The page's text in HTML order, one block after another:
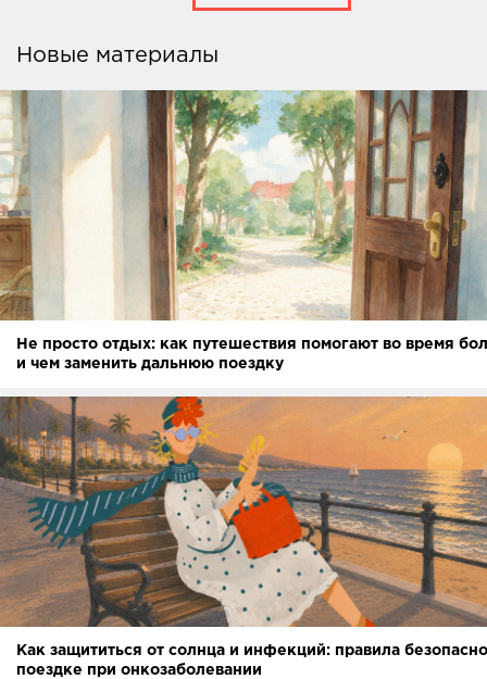
Новые материалы
Не просто отдых: как путешествия помогают во время
и чем заменить дальнюю поездку
Как защититься от солнца и инфекций: правила
поездке при онкозаболевании